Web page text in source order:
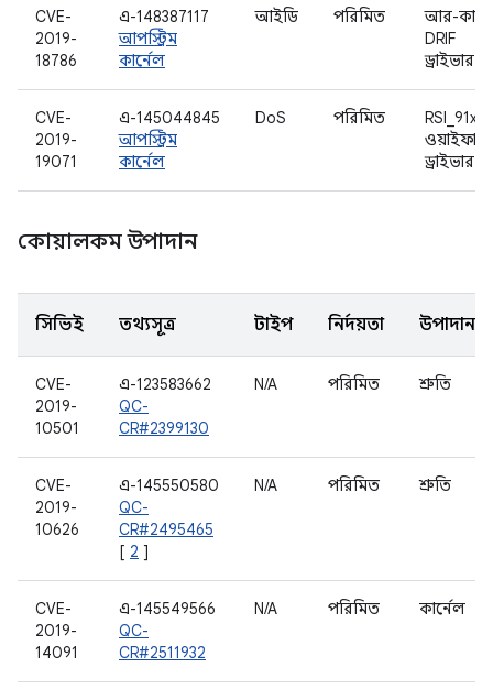
CVE-
2019-
18786
এ-148387117
আপস্ট্রিম
কার্নেল
আইডি পরিমিত
আর-কার
DRIF
ড্রাইভার
CVE-
2019-
19071
এ-145044845
আপস্ট্রিম
কার্নেল
DoS পরিমিত
RSI_91x
ওয়াইফাই
ড্রাইভার
কোয়ালকম উপাদান
সিভিই তথ্যসূত্র টাইপ নির্দয়তা উপাদান
CVE-
2019-
10501
এ-123583662
QC-
CR#2399130
N/A পরিমিত শ্রুতি
CVE-
2019-
10626
এ-145550580
QC-
CR#2495465
[ 2 ]
N/A পরিমিত শ্রুতি
CVE-
2019-
14091
এ-145549566
QC-
CR#2511932
N/A পরিমিত কার্নেল